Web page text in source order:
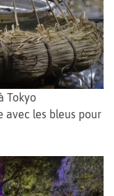
Tokyo
avec les bleus pour